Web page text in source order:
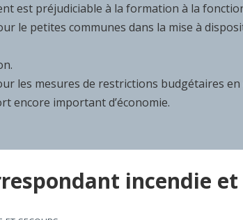
est préjudiciable à la formation à la
le petites communes dans la mise à
les mesures de restrictions budgétaires en
encore important d’économie.
incendie et